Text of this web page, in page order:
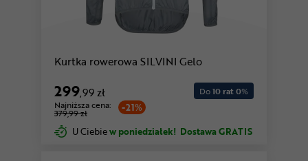
Kurtka rowerowa SILVINI Gelo
299,99 zł
-21%
Najniższa cena:
379,99 zł
Do10 rat 0%
U Ciebiew poniedziałek! Dostawa GRATIS